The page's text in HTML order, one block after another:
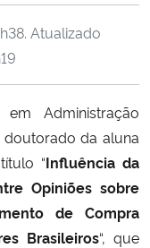
. Atualizado
Administração
da aluna
“Influência da
Opiniões sobre
de Compra
Brasileiros“, que